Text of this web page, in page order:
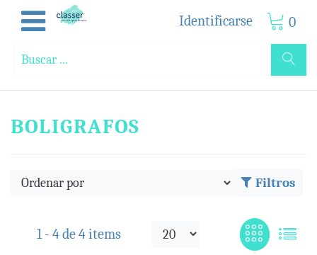
Identificarse 0
BOLIGRAFOS
Filtros
1 - 4de4 items